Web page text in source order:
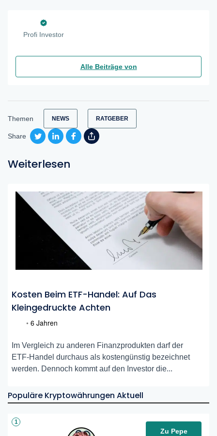
Profi Investor
Alle Beiträge von
Themen NEWS RATGEBER
Share
Weiterlesen
Kosten Beim ETF-Handel: Auf Das
Kleingedruckte Achten
• 6 Jahren
Im Vergleich zu anderen Finanzprodukten darf der
ETF-Handel durchaus als kostengünstig bezeichnet
werden. Dennoch kommt auf den Investor die...
Populäre Kryptowährungen Aktuell
1
Zu Pepe